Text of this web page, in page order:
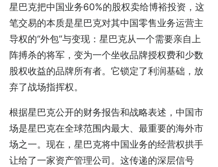
星巴克把中国业务60%的股权卖给博裕投资，这
笔交易的本质是星巴克对其中国零售业务运营主
导权的“外包”与变现：星巴克从一个需要亲自上
阵搏杀的将军，变为一个坐收品牌授权费和少数
股权收益的品牌所有者。它锁定了利润基础，放
弃了战场指挥权。
根据星巴克公开的财务报告和战略表述，中国市
场是星巴克在全球范围内最大、最重要的海外市
场之一。现在，星巴克将中国业务的经营权拱手
让给了一家资产管理公司。这传递的深层信号